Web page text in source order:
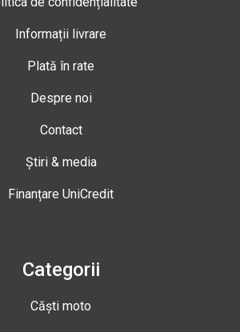
Informații livrare
Plată în rate
Despre noi
Contact
Știri & media
Finanțare UniCredit
Categorii
Căști moto